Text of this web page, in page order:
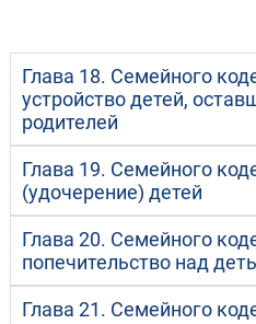
Глава 18. Семейного
устройство детей,
родителей
Глава 19. Семейного
(удочерение) детей
Глава 20. Семейного
попечительство над
Глава 21. Семейного